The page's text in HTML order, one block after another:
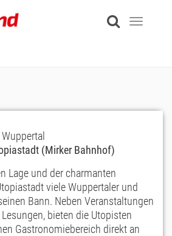
Toggle
(Mirker Bahnhof)
Lage und der charmanten
viele Wuppertaler und
Bann. Neben Veranstaltungen
bieten die Utopisten
Gastronomiebereich direkt an